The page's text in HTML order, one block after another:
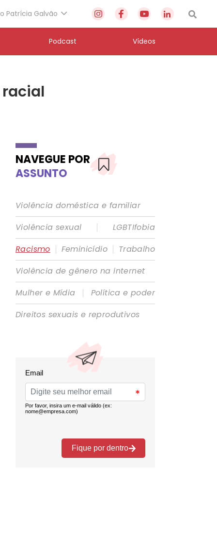
Patrícia Galvão
Podcast Vídeos
NAVEGUE POR
ASSUNTO
Violência doméstica e familiar
Violência sexual
|
LGBTIfobia
Racismo | Feminicídio | Trabalho
Violência de gênero na internet
Mulher e Mídia
|
Política e poder
Direitos sexuais e reprodutivos